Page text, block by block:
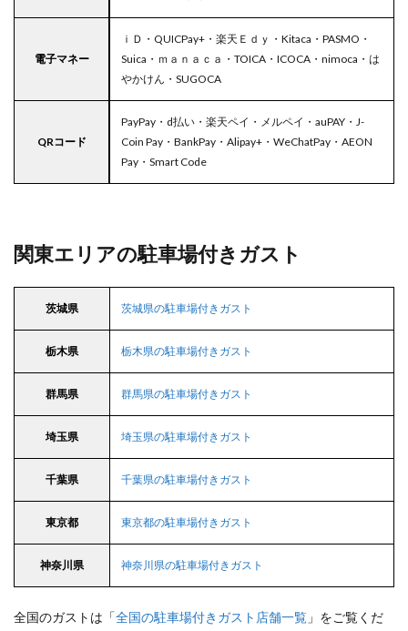
電子マネー
ｉＤ・QUICPay+・楽天Ｅｄｙ・Kitaca・PASMO・
Suica・ｍａｎａｃａ・TOICA・ICOCA・nimoca・は
やかけん・SUGOCA
QRコード
PayPay・d払い・楽天ペイ・メルペイ・auPAY・J-
Coin Pay・BankPay・Alipay+・WeChatPay・AEON
Pay・Smart Code
関東エリアの駐車場付きガスト
茨城県 茨城県の駐車場付きガスト
栃木県 栃木県の駐車場付きガスト
群馬県 群馬県の駐車場付きガスト
埼玉県 埼玉県の駐車場付きガスト
千葉県 千葉県の駐車場付きガスト
東京都 東京都の駐車場付きガスト
神奈川県 神奈川県の駐車場付きガスト
全国のガストは「全国の駐車場付きガスト店舗一覧 」をご覧くだ